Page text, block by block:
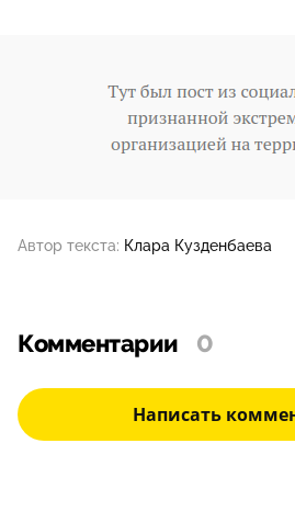
Автор текста: Клара Кузденбаева
Комментарии 0
Написать